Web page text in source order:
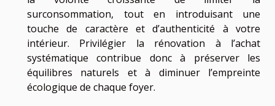
surconsommation, tout en introduisant une
touche de caractère et d’authenticité à votre
intérieur. Privilégier la rénovation à l’achat
systématique contribue donc à préserver les
équilibres naturels et à diminuer l’empreinte
écologique de chaque foyer.